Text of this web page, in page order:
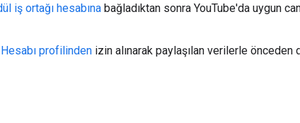
iş ortağı hesabına bağladıktan sonra YouTube'da uygun
profilinden izin alınarak paylaşılan verilerle önceden